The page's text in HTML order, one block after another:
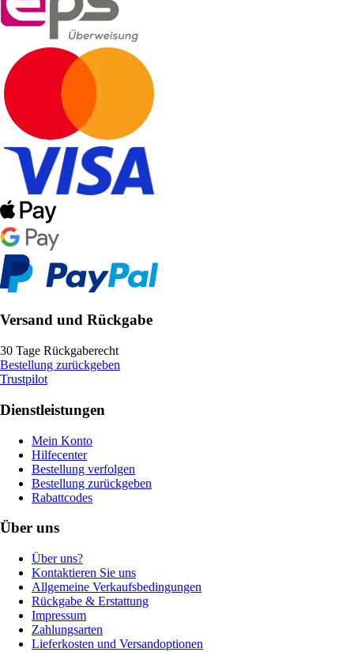
Versand und Rückgabe
30 Tage Rückgaberecht
Bestellung zurückgeben
Trustpilot
Dienstleistungen
Mein Konto
Hilfecenter
Bestellung verfolgen
Bestellung zurückgeben
Rabattcodes
Über uns
Über uns?
Kontaktieren Sie uns
Allgemeine Verkaufsbedingungen
Rückgabe & Erstattung
Impressum
Zahlungsarten
Lieferkosten und Versandoptionen